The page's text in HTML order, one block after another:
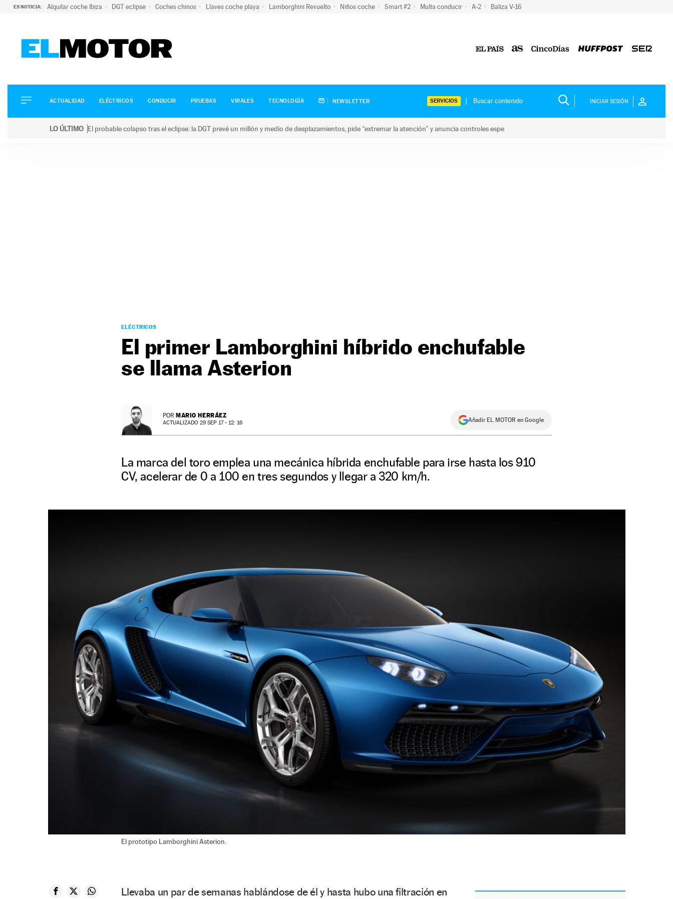
ES NOTICIA: Alquilar coche Ibiza DGT eclipse Coches chinos Llaves coche playa Lamborghini Revuelto Niños coche Smart #2 Multa conducir A-2 Baliza V-16
ELÉCTRICOS
CONDUCIR
ACTUALIDAD ELÉCTRICOS CONDUCIR PRUEBAS VIRALES TECNOLOGÍA NEWSLETTER SERVICIOS INICIAR SESIÓN
LO ÚLTIMO El probable colapso tras el eclipse: la DGT prevé un millón y medio de desplazamientos, pide “extremar la atención” y anuncia controles espe
ELÉCTRICOS
El primer Lamborghini híbrido enchufable
se llama Asterion
POR MARIO HERRÁEZ
ACTUALIZADO 29 SEP 17 - 12: 16 Añadir EL MOTOR en Google
La marca del toro emplea una mecánica híbrida enchufable para irse hasta los 910
CV, acelerar de 0 a 100 en tres segundos y llegar a 320 km/h.
El prototipo Lamborghini Asterion.
Llevaba un par de semanas hablándose de él y hasta hubo una filtración en